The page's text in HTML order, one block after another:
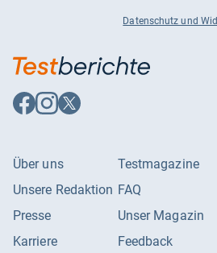
Datenschutz und
Auf
Facebook
Auf
Instagram
Auf
X
Über uns
Unsere Redaktion
Presse
Karriere
Testmagazine
FAQ
Unser Magazin
Feedback